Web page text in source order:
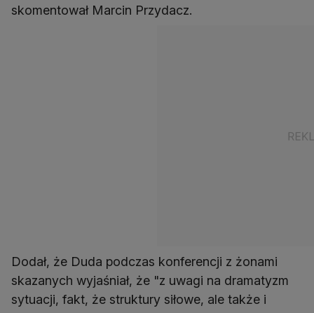
skomentował Marcin Przydacz.
Dodał, że Duda podczas konferencji z żonami
skazanych wyjaśniał, że "z uwagi na dramatyzm
sytuacji, fakt, że struktury siłowe, ale także i